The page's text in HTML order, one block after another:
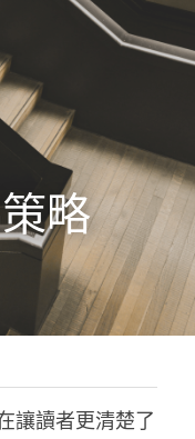
略
讓讀者更清楚了